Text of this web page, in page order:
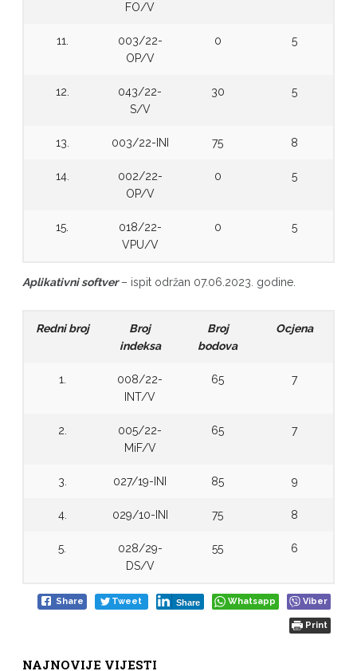
FO/V
11.
003/22-
OP/V
0 5
12.
043/22-
S/V
30 5
13. 003/22-INI 75 8
14.
002/22-
OP/V
0 5
15.
018/22-
VPU/V
0 5
Aplikativni softver– ispit održan 07.06.2023. godine.
Redni broj
Broj
indeksa
Broj
bodova
Ocjena
1.
008/22-
INT/V
65 7
2.
005/22-
MiF/V
65 7
3. 027/19-INI 85 9
4. 029/10-INI 75 8
5.
028/29-
DS/V
55 6
Share Tweet Share Whatsapp Viber
Print
NAJNOVIJE VIJESTI